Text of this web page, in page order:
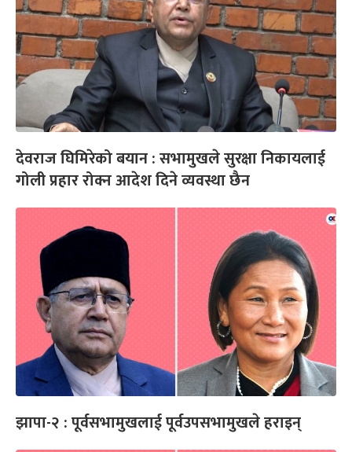
देवराज घिमिरेको बयान : सभामुखले सुरक्षा निकायलाई
गोली प्रहार रोक्न आदेश दिने व्यवस्था छैन
झापा-२ : पूर्वसभामुखलाई पूर्वउपसभामुखले हराइन्